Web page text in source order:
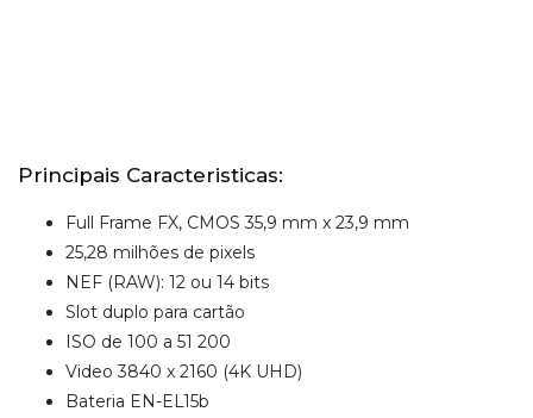
Principais Caracteristicas:
Full Frame FX, CMOS 35,9 mm x 23,9 mm
25,28 milhões de pixels
NEF (RAW): 12 ou 14 bits
Slot duplo para cartão
ISO de 100 a 51 200
Video 3840 x 2160 (4K UHD)
Bateria EN-EL15b